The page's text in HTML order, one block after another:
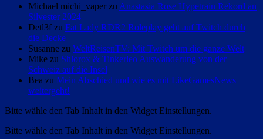
Michael michi_vaper zu Anastasia Rose Hypetrain Rekord an
Silvester 2024
Detl3f zu Fat Lady RDR2 Roleplay geht auf Twitch durch
die Decke
Susanne zu WeltReisenTV: Mit Twitch um die ganze Welt
Mike zu Shlorox & Tinkerleo Auswanderung von der
Schweiz auf die Insel
Bea zu Mein Abschied und wie es mit LikeGamesNews
weitergeht!
Bitte wähle den Tab Inhalt in den Widget Einstellungen.
Bitte wähle den Tab Inhalt in den Widget Einstellungen.